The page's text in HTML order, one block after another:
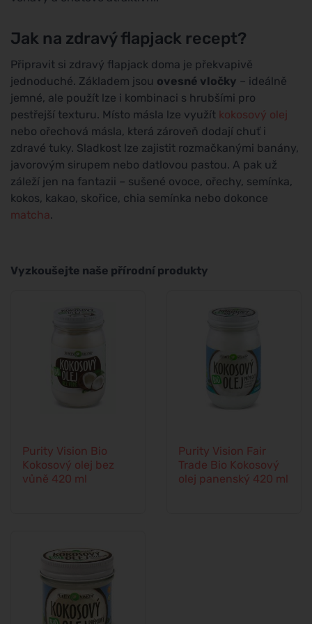
Jak na zdravý flapjack recept?
Připravit si zdravý flapjack doma je překvapivě
jednoduché. Základem jsou ovesné vločky – ideálně
jemné, ale použít lze i kombinaci s hrubšími pro
pestřejší texturu. Místo másla lze využít kokosový olej
nebo ořechová másla, která zároveň dodají chuť i
zdravé tuky. Sladkost lze zajistit rozmačkanými banány,
javorovým sirupem nebo datlovou pastou. A pak už
záleží jen na fantazii – sušené ovoce, ořechy, semínka,
kokos, kakao, skořice, chia semínka nebo dokonce
matcha.
Vyzkoušejte naše přírodní produkty
Purity Vision Bio
Kokosový olej bez
vůně 420 ml
Purity Vision Fair
Trade Bio Kokosový
olej panenský 420 ml